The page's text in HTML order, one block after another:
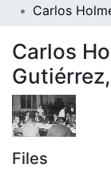
Carlos
Files